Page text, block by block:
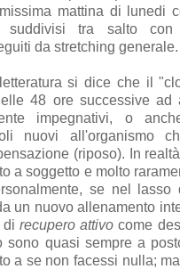
mattina di lunedi
suddivisi tra salto
da stretching generale.
si dice che il
48 ore successive ad
impegnativi, o
nuovi all'organismo
(riposo). In
a soggetto e molto
se nel lasso
un nuovo allenamento
di recupero attivocome
sono quasi sempre a
a se non facessi nulla;